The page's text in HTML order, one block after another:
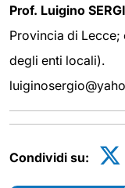
Prof. Luigino
Provincia di
degli enti locali).
Condividi su: